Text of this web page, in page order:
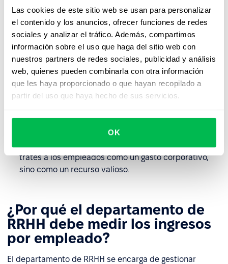
Las cookies de este sitio web se usan para personalizar
el contenido y los anuncios, ofrecer funciones de redes
sociales y analizar el tráfico. Además, compartimos
información sobre el uso que haga del sitio web con
nuestros partners de redes sociales, publicidad y análisis
web, quienes pueden combinarla con otra información
que les haya proporcionado o que hayan recopilado a
partir del uso que haya hecho de sus servicios.
OK
cada departamento, generando ahorros de tiempo y
dinero. Al posponer la necesidad de aumentar el
personal, se reduce el número total de empleados
que acabará incluyéndose en el cálculo del ratio de
ingresos.
Gestiona eficazmente el compromiso de los
empleados: alinea las responsabilidades con las
nivel de compromiso y satisfacción, concéntrate en
los puntos fuertes de los empleados y reconoce sus
trates a los empleados como un gasto corporativo,
sino como un recurso valioso.
¿Por qué el departamento de
RRHH debe medir los ingresos
por empleado?
El departamento de RRHH se encarga de gestionar